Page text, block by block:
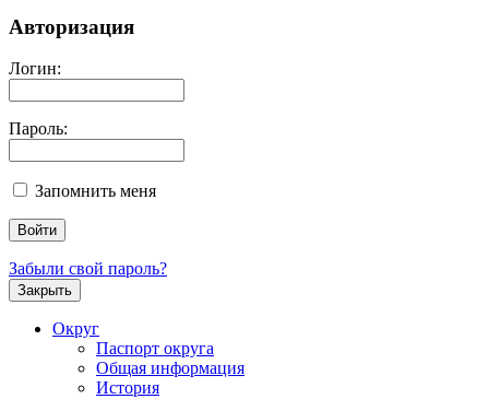
Авторизация
Логин:
Пароль:
Запомнить меня
Забыли свой пароль?
Закрыть
Округ
Паспорт округа
Общая информация
История